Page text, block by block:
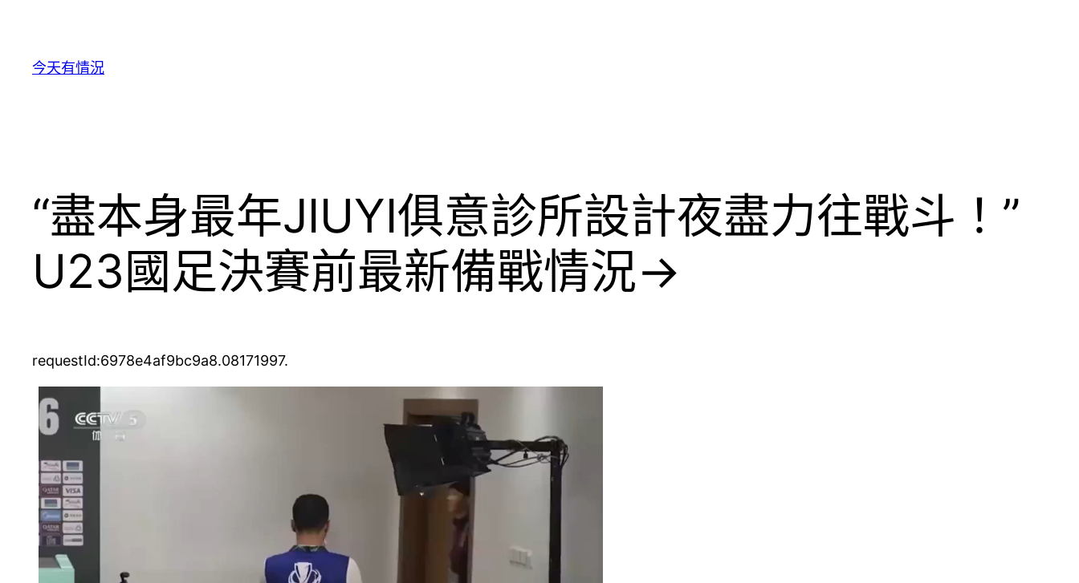
今天有情況
“盡本身最年JIUYI俱意診所設計夜盡力往戰斗！”
U23國足決賽前最新備戰情況→
requestId:6978e4af9bc9a8.08171997.